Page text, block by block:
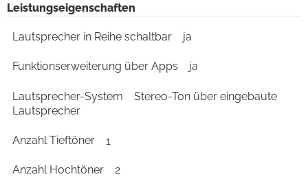
Leistungseigenschaften
Lautsprecher in Reihe schaltbar ja
Funktionserweiterung über Apps ja
Lautsprecher-System
Stereo-Ton über eingebaute
Lautsprecher
Anzahl Tieftöner 1
Anzahl Hochtöner 2